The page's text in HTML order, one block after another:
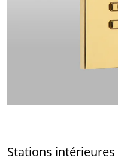
Stations intérieures